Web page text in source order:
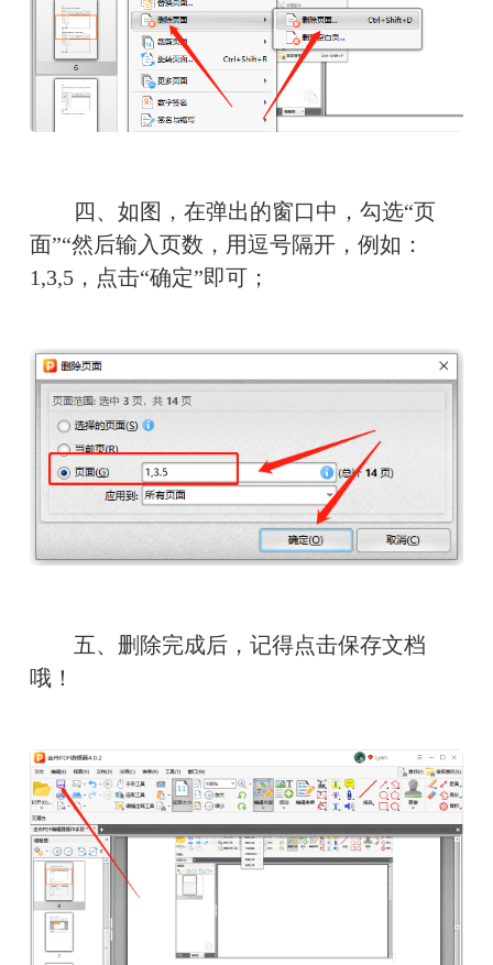
四、如图，在弹出的窗口中，勾选“页
面”“然后输入页数，用逗号隔开，例如：
1,3,5，点击“确定”即可；
五、删除完成后，记得点击保存文档
哦！